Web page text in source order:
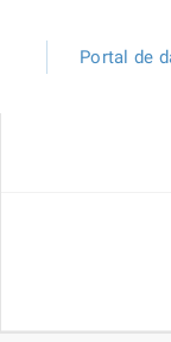
Portal de